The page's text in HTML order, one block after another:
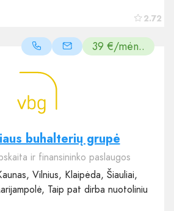
2.72
39 €/mėn..
buhalterių grupė
ir finansininko paslaugos
Vilnius, Klaipėda, Šiauliai,
Taip pat dirba nuotoliniu